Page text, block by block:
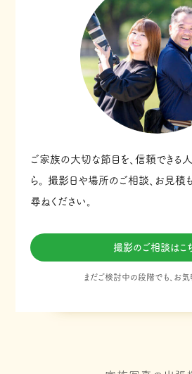
ご家族の大切な節目を、信頼できる
ら。
撮影日や場所のご相談、お見積
尋ねください。
撮影のご相談はこ
まだご検討中の段階でも、お気